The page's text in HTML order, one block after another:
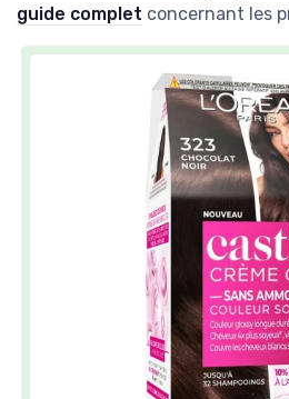
guide complet concernant les